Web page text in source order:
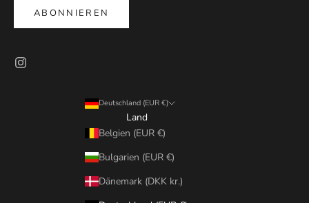
ABONNIEREN
Deutschland (EUR €)
Land
Belgien (EUR €)
Bulgarien (EUR €)
Dänemark (DKK kr.)